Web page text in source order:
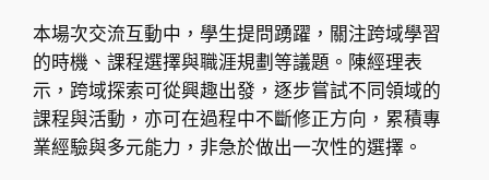
本場次交流互動中，學生提問踴躍，關注跨域學習
的時機、課程選擇與職涯規劃等議題。陳經理表
示，跨域探索可從興趣出發，逐步嘗試不同領域的
課程與活動，亦可在過程中不斷修正方向，累積專
業經驗與多元能力，非急於做出一次性的選擇。